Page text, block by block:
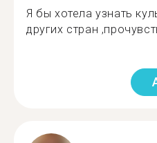
Я бы хотела узнать
других стран